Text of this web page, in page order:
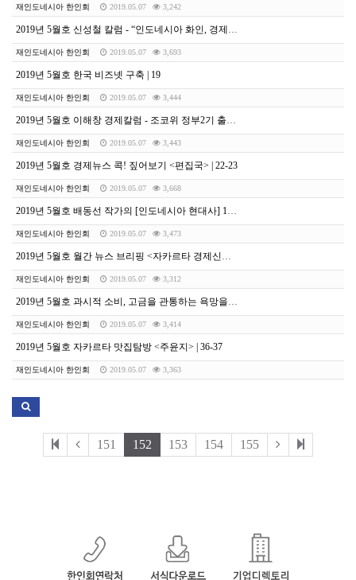
재인도네시아 한인회 2019.05.07 3,242
2019년 5월호 신성철 칼럼 - “인도네시아 화인, 경제 권력에서 정치 권력으로” | 16-18
재인도네시아 한인회 2019.05.07 3,693
2019년 5월호 한국 비즈넷 구축 | 19
재인도네시아 한인회 2019.05.07 3,444
2019년 5월호 이해창 경제칼럼 - 조코위 정부2기 출범의 배경과 의미 | 20-21
재인도네시아 한인회 2019.05.07 3,443
2019년 5월호 경제뉴스 콕! 짚어보기 <편집국> | 22-23
재인도네시아 한인회 2019.05.07 3,668
2019년 5월호 배동선 작가의 [인도네시아 현대사] 19 | 24-27
재인도네시아 한인회 2019.05.07 3,473
2019년 5월호 월간 뉴스 브리핑 <자카르타 경제신문> | 28-31
재인도네시아 한인회 2019.05.07 3,312
2019년 5월호 과시적 소비, 고금을 관통하는 욕망을 들여다보다 <월 간 문화재 사랑-손영옥> | 32-35
재인도네시아 한인회 2019.05.07 3,414
2019년 5월호 자카르타 맛집탐방 <주윤지> | 36-37
재인도네시아 한인회 2019.05.07 3,363
151 152 153 154 155